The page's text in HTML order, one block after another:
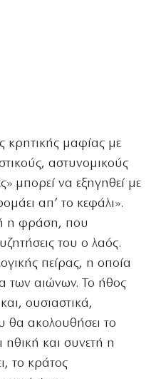
κρητικής μαφίας με
αστυνομικούς
μπορεί να εξηγηθεί με
απ’ το κεφάλι».
η φράση, που
του ο λαός.
πείρας, η οποία
των αιώνων. Το ήθος
ουσιαστικά,
θα ακολουθήσει το
ηθική και συνετή η
το κράτος